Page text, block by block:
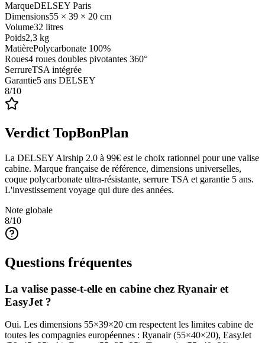
MarqueDELSEY Paris
Dimensions55 × 39 × 20 cm
Volume32 litres
Poids2,3 kg
MatièrePolycarbonate 100%
Roues4 roues doubles pivotantes 360°
SerrureTSA intégrée
Garantie5 ans DELSEY
8/10
Verdict TopBonPlan
La DELSEY Airship 2.0 à 99€ est le choix rationnel pour une valise
cabine. Marque française de référence, dimensions universelles,
coque polycarbonate ultra-résistante, serrure TSA et garantie 5 ans.
L'investissement voyage qui dure des années.
Note globale
8/10
Questions fréquentes
La valise passe-t-elle en cabine chez Ryanair et
EasyJet ?
Oui. Les dimensions 55×39×20 cm respectent les limites cabine de
toutes les compagnies européennes : Ryanair (55×40×20), EasyJet